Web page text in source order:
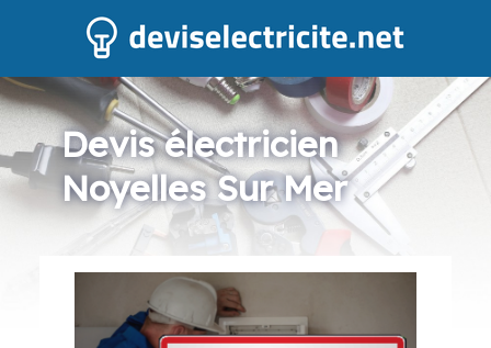
Devis électricien
Noyelles Sur Mer